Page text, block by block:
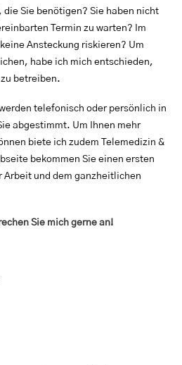
Sie benötigen? Sie haben nicht
Termin zu warten? Im
Ansteckung riskieren? Um
habe ich mich entschieden,
betreiben.
telefonisch oder persönlich in
abgestimmt. Um Ihnen mehr
biete ich zudem Telemedizin &
bekommen Sie einen ersten
Arbeit und dem ganzheitlichen
Sie mich gerne an!